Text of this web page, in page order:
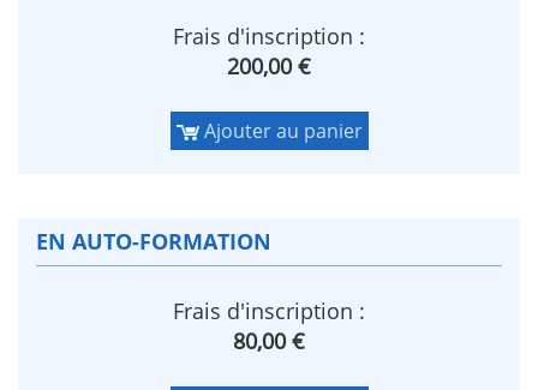
Frais d'inscription :
200,00 €
Ajouter au panier
EN AUTO-FORMATION
Frais d'inscription :
80,00 €